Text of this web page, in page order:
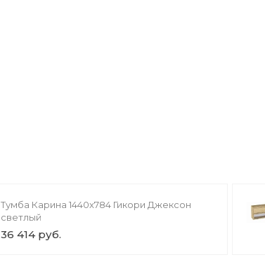
Тумба Карина 1440x784 Гикори Джексон
светлый
36 414 руб.